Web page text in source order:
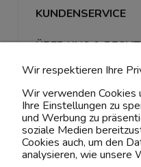
KUNDENSERVICE
ÜBER UNS &
MEIN ACCOUNT
BELIEBTE
Wir respektieren Ihre
Wir verwenden Cookies
Ihre Einstellungen zu
und Werbung zu
soziale Medien
Cookies auch, um den
analysieren, wie unsere